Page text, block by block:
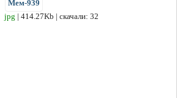
Мем-939
jpg | 414.27Kb | скачали: 32